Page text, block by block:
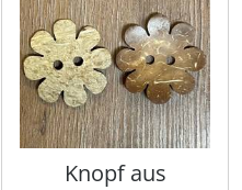
Knopf aus